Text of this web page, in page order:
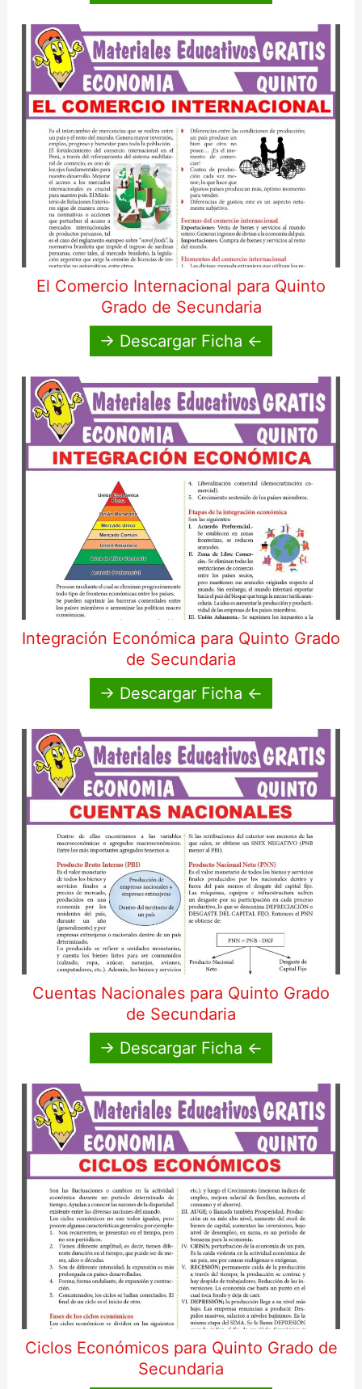
El Comercio Internacional para Quinto
Grado de Secundaria
→ Descargar Ficha ←
Integración Económica para Quinto Grado
de Secundaria
→ Descargar Ficha ←
Cuentas Nacionales para Quinto Grado
de Secundaria
→ Descargar Ficha ←
Ciclos Económicos para Quinto Grado de
Secundaria